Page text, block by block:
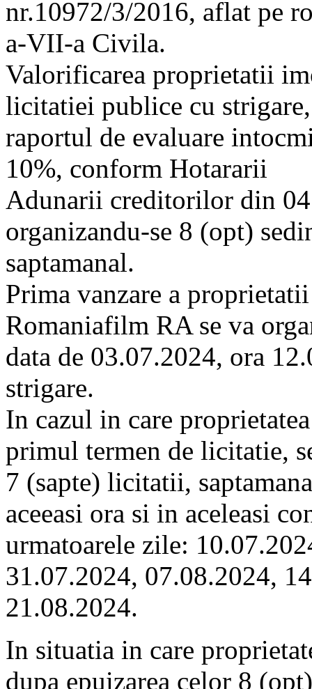
nr.10972/3/2016, aflat pe
a-VII-a Civila.
Valorificarea proprietatii
licitatiei publice cu
raportul de evaluare
10%, conform Hotararii
Adunarii creditorilor din
organizandu-se 8 (opt)
saptamanal.
Prima vanzare a
Romaniafilm RA se va
data de 03.07.2024, ora
strigare.
In cazul in care
primul termen de licitatie,
7 (sapte) licitatii,
aceeasi ora si in aceleasi
urmatoarele zile:
31.07.2024, 07.08.2024,
21.08.2024.
In situatia in care
dupa epuizarea celor 8 (opt)